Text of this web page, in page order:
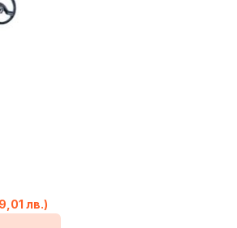
лв.)